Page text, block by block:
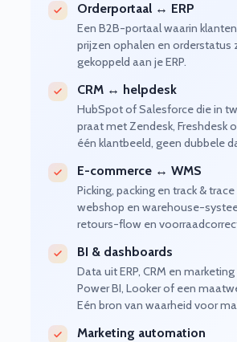
Orderportaal ↔ ERP
Een B2B-portaal waarin
prijzen ophalen en orderstatus
gekoppeld aan je ERP.
CRM ↔ helpdesk
HubSpot of Salesforce die in
praat met Zendesk, Freshdesk
één klantbeeld, geen dubbele
E-commerce ↔ WMS
Picking, packing en track &
webshop en warehouse-
retours-flow en
BI & dashboards
Data uit ERP, CRM en
Power BI, Looker of een
Eén bron van waarheid voor
Marketing automation